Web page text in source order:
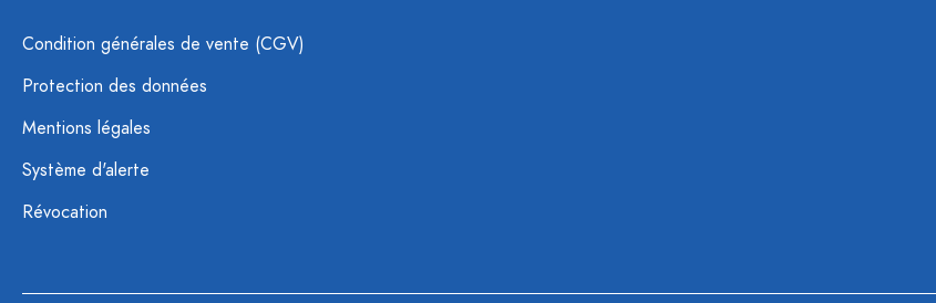
Condition générales de vente (CGV)
Protection des données
Mentions légales
Système d'alerte
Révocation